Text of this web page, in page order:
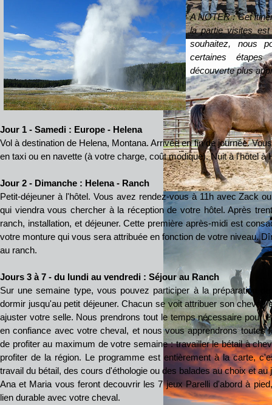
A NOTER : Cet
la partie visites
souhaitez, nous
certaines
découverte plus
Jour 1 - Samedi : Europe - Helena
Vol à destination de Helena, Montana. Arrivée en fin de journée.
en taxi ou en navette (à votre charge, coût modique). Nuit à l'hôtel à
Jour 2 - Dimanche : Helena - Ranch
Petit-déjeuner à l'hôtel. Vous avez rendez-vous à 11h avec Zack
qui viendra vous chercher à la réception de votre hôtel. Après
ranch, installation, et déjeuner. Cette première après-midi est
votre monture qui vous sera attribuée en fonction de votre niveau.
au ranch.
Jours 3 à 7 - du lundi au vendredi : Séjour au Ranch
Sur une semaine type, vous pouvez participer à la préparation
dormir jusqu'au petit déjeuner. Chacun se voit attribuer son cheval,
ajuster votre selle. Nous prendrons tout le temps nécessaire pour
en confiance avec votre cheval, et nous vous apprendrons toutes
de profiter au maximum de votre semaine : travailler le bétail à
profiter de la région. Le programme est entièrement à la carte,
travail du bétail, des cours d'éthologie ou des balades au choix et au
Ana et Maria vous feront decouvrir les 7 jeux Parelli d'abord à
lien durable avec votre cheval.